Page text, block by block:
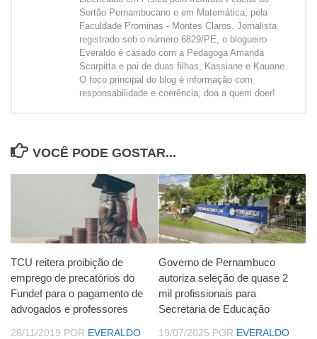
Sertão Pernambucano e em Matemática, pela
Faculdade Prominas - Montes Claros. Jornalista
registrado sob o número 6829/PE, o blogueiro
Everaldo é casado com a Pedagoga Amanda
Scarpitta e pai de duas filhas, Kassiane e Kauane.
O foco principal do blog é informação com
responsabilidade e coerência, doa a quem doer!
VOCÊ PODE GOSTAR...
TCU reitera proibição de
emprego de precatórios do
Fundef para o pagamento de
advogados e professores
28/11/2019 POR EVERALDO
Governo de Pernambuco
autoriza seleção de quase 2
mil profissionais para
Secretaria de Educação
19/07/2025 POR EVERALDO